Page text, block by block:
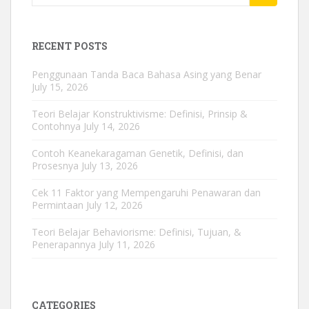
RECENT POSTS
Penggunaan Tanda Baca Bahasa Asing yang Benar
July 15, 2026
Teori Belajar Konstruktivisme: Definisi, Prinsip &
Contohnya July 14, 2026
Contoh Keanekaragaman Genetik, Definisi, dan
Prosesnya July 13, 2026
Cek 11 Faktor yang Mempengaruhi Penawaran dan
Permintaan July 12, 2026
Teori Belajar Behaviorisme: Definisi, Tujuan, &
Penerapannya July 11, 2026
CATEGORIES